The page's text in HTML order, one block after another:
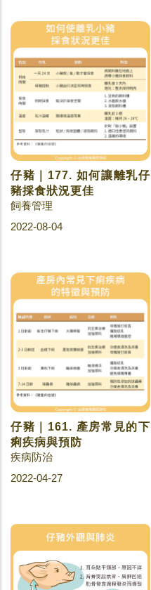
仔豬｜177. 如何讓離乳仔
豬採食狀況更佳
飼養管理
2022-08-04
仔豬｜161. 產房常見的下
痢疾病與預防
疾病防治
2022-04-27